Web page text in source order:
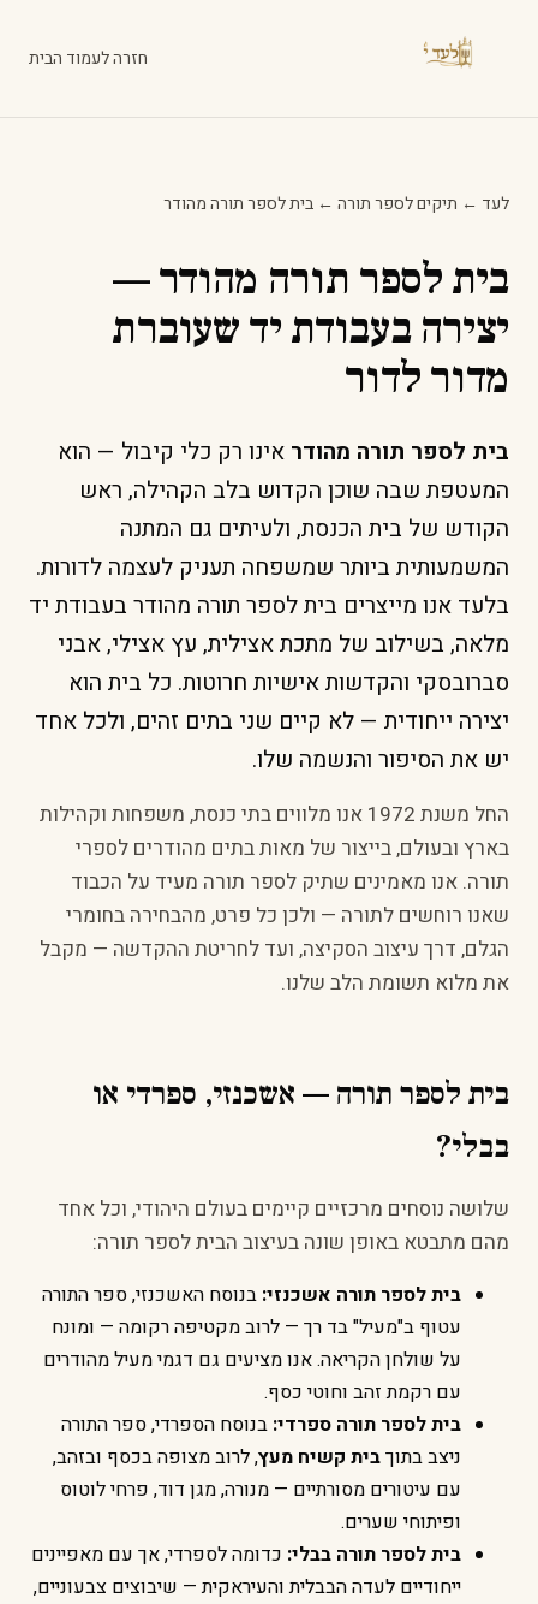
חזרה לעמוד הבית
לעד ← תיקים לספר תורה ← בית לספר תורה מהודר
בית לספר תורה מהודר —
יצירה בעבודת יד שעוברת
מדור לדור
בית לספר תורה מהודר אינו רק כלי קיבול — הוא
המעטפת שבה שוכן הקדוש בלב הקהילה, ראש
הקודש של בית הכנסת, ולעיתים גם המתנה
המשמעותית ביותר שמשפחה תעניק לעצמה לדורות.
בלעד אנו מייצרים בית לספר תורה מהודר בעבודת יד
מלאה, בשילוב של מתכת אצילית, עץ אצילי, אבני
סברובסקי והקדשות אישיות חרוטות. כל בית הוא
יצירה ייחודית — לא קיים שני בתים זהים, ולכל אחד
יש את הסיפור והנשמה שלו.
החל משנת 1972 אנו מלווים בתי כנסת, משפחות וקהילות
בארץ ובעולם, בייצור של מאות בתים מהודרים לספרי
תורה. אנו מאמינים שתיק לספר תורה מעיד על הכבוד
שאנו רוחשים לתורה — ולכן כל פרט, מהבחירה בחומרי
הגלם, דרך עיצוב הסקיצה, ועד לחריטת ההקדשה — מקבל
את מלוא תשומת הלב שלנו.
בית לספר תורה — אשכנזי, ספרדי או
בבלי?
שלושה נוסחים מרכזיים קיימים בעולם היהודי, וכל אחד
מהם מתבטא באופן שונה בעיצוב הבית לספר תורה:
בית לספר תורה אשכנזי: בנוסח האשכנזי, ספר התורה
עטוף ב"מעיל" בד רך — לרוב מקטיפה רקומה — ומונח
על שולחן הקריאה. אנו מציעים גם דגמי מעיל מהודרים
עם רקמת זהב וחוטי כסף.
בית לספר תורה ספרדי: בנוסח הספרדי, ספר התורה
ניצב בתוךבית קשיח מעץ, לרוב מצופה בכסף ובזהב,
עם עיטורים מסורתיים — מנורה, מגן דוד, פרחי לוטוס
ופיתוחי שערים.
בית לספר תורה בבלי: כדומה לספרדי, אך עם מאפיינים
ייחודיים לעדה הבבלית והעיראקית — שיבוצים צבעוניים,